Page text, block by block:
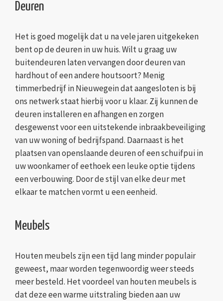
Deuren
Het is goed mogelijk dat u na vele jaren uitgekeken
bent op de deuren in uw huis. Wilt u graag uw
buitendeuren laten vervangen door deuren van
hardhout of een andere houtsoort? Menig
timmerbedrijf in Nieuwegein dat aangesloten is bij
ons netwerk staat hierbij voor u klaar. Zij kunnen de
deuren installeren en afhangen en zorgen
desgewenst voor een uitstekende inbraakbeveiliging
van uw woning of bedrijfspand. Daarnaast is het
plaatsen van openslaande deuren of een schuifpui in
uw woonkamer of eethoek een leuke optie tijdens
een verbouwing. Door de stijl van elke deur met
elkaar te matchen vormt u een eenheid.
Meubels
Houten meubels zijn een tijd lang minder populair
geweest, maar worden tegenwoordig weer steeds
meer besteld. Het voordeel van houten meubels is
dat deze een warme uitstraling bieden aan uw